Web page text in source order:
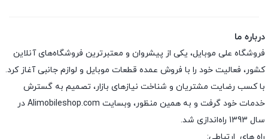
درباره ما
فروشگاه علی موبایل، یکی از پیشروان و معتبرترین فروشگاه‌های آنلاین
کشور، فعالیت خود را با فروش عمده قطعات موبایل و لوازم جانبی آغاز کرد.
با کسب رضایت مشتریان و شناخت نیازهای بازار، تصمیم به گسترش
خدمات خود گرفت و به همین منظور، وبسایت Alimobileshop.com در
سال 1393 راه‌اندازی شد.